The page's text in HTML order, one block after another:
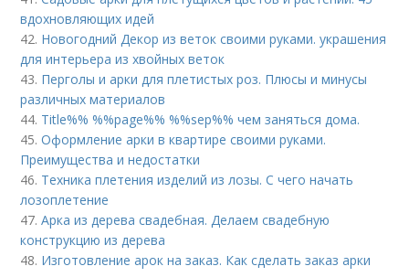
вдохновляющих идей
42. Новогодний Декор из веток своими руками. украшения
для интерьера из хвойных веток
43. Перголы и арки для плетистых роз. Плюсы и минусы
различных материалов
44. Title%% %%page%% %%sep%% чем заняться дома.
45.Оформление арки в квартире своими руками.
Преимущества и недостатки
46. Техника плетения изделий из лозы. С чего начать
лозоплетение
47.Арка из дерева свадебная. Делаем свадебную
конструкцию из дерева
48. Изготовление арок на заказ. Как сделать заказ арки